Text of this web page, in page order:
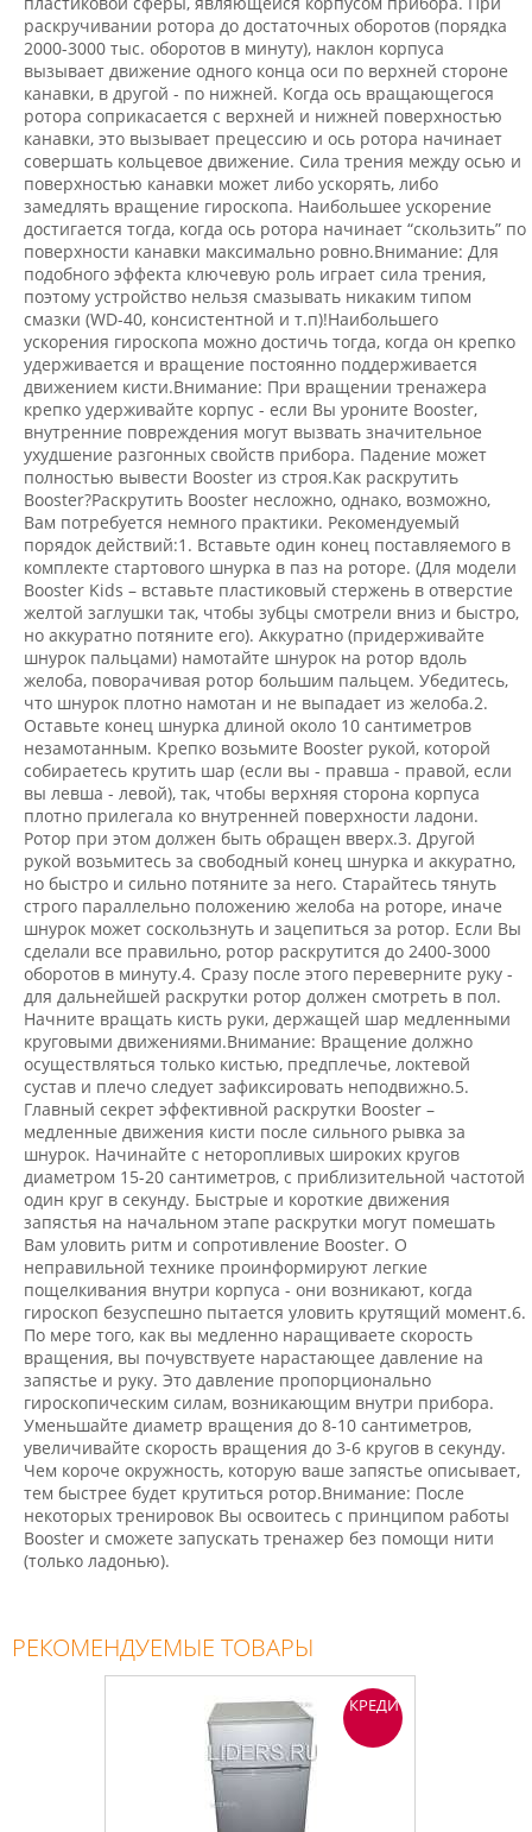
раскручивании ротора до достаточных оборотов (порядка
2000-3000 тыс. оборотов в минуту), наклон корпуса
вызывает движение одного конца оси по верхней стороне
канавки, в другой - по нижней. Когда ось вращающегося
ротора соприкасается с верхней и нижней поверхностью
канавки, это вызывает прецессию и ось ротора начинает
совершать кольцевое движение. Сила трения между осью и
поверхностью канавки может либо ускорять, либо
замедлять вращение гироскопа. Наибольшее ускорение
достигается тогда, когда ось ротора начинает “скользить” по
поверхности канавки максимально ровно.Внимание: Для
подобного эффекта ключевую роль играет сила трения,
поэтому устройство нельзя смазывать никаким типом
смазки (WD-40, консистентной и т.п)!Наибольшего
ускорения гироскопа можно достичь тогда, когда он крепко
удерживается и вращение постоянно поддерживается
движением кисти.Внимание: При вращении тренажера
крепко удерживайте корпус - если Вы уроните Booster,
внутренние повреждения могут вызвать значительное
ухудшение разгонных свойств прибора. Падение может
полностью вывести Booster из строя.Как раскрутить
Booster?Раскрутить Booster несложно, однако, возможно,
Вам потребуется немного практики. Рекомендуемый
порядок действий:1. Вставьте один конец поставляемого в
комплекте стартового шнурка в паз на роторе. (Для модели
Booster Kids – вставьте пластиковый стержень в отверстие
желтой заглушки так, чтобы зубцы смотрели вниз и быстро,
но аккуратно потяните его). Аккуратно (придерживайте
шнурок пальцами) намотайте шнурок на ротор вдоль
желоба, поворачивая ротор большим пальцем. Убедитесь,
что шнурок плотно намотан и не выпадает из желоба.2.
Оставьте конец шнурка длиной около 10 сантиметров
незамотанным. Крепко возьмите Booster рукой, которой
собираетесь крутить шар (если вы - правша - правой, если
вы левша - левой), так, чтобы верхняя сторона корпуса
плотно прилегала ко внутренней поверхности ладони.
Ротор при этом должен быть обращен вверх.3. Другой
рукой возьмитесь за свободный конец шнурка и аккуратно,
но быстро и сильно потяните за него. Старайтесь тянуть
строго параллельно положению желоба на роторе, иначе
шнурок может соскользнуть и зацепиться за ротор. Если Вы
сделали все правильно, ротор раскрутится до 2400-3000
оборотов в минуту.4. Сразу после этого переверните руку -
для дальнейшей раскрутки ротор должен смотреть в пол.
Начните вращать кисть руки, держащей шар медленными
круговыми движениями.Внимание: Вращение должно
осуществляться только кистью, предплечье, локтевой
сустав и плечо следует зафиксировать неподвижно.5.
Главный секрет эффективной раскрутки Booster –
медленные движения кисти после сильного рывка за
шнурок. Начинайте с неторопливых широких кругов
диаметром 15-20 сантиметров, с приблизительной частотой
один круг в секунду. Быстрые и короткие движения
запястья на начальном этапе раскрутки могут помешать
Вам уловить ритм и сопротивление Booster. О
неправильной технике проинформируют легкие
пощелкивания внутри корпуса - они возникают, когда
гироскоп безуспешно пытается уловить крутящий момент.6.
По мере того, как вы медленно наращиваете скорость
вращения, вы почувствуете нарастающее давление на
запястье и руку. Это давление пропорционально
гироскопическим силам, возникающим внутри прибора.
Уменьшайте диаметр вращения до 8-10 сантиметров,
увеличивайте скорость вращения до 3-6 кругов в секунду.
Чем короче окружность, которую ваше запястье описывает,
тем быстрее будет крутиться ротор.Внимание: После
некоторых тренировок Вы освоитесь с принципом работы
Booster и сможете запускать тренажер без помощи нити
(только ладонью).
РЕКОМЕНДУЕМЫЕ ТОВАРЫ
КРЕДИТ